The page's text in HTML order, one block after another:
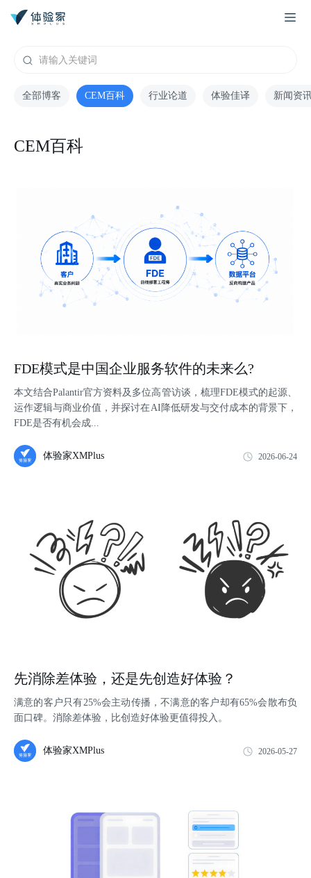
全部博客 CEM百科 行业论道 体验佳译 新闻资
CEM百科
FDE模式是中国企业服务软件的未来么?
本文结合Palantir官方资料及多位高管访谈，梳理FDE模式的起源、
运作逻辑与商业价值，并探讨在AI降低研发与交付成本的背景下，
FDE是否有机会成...
体验家XMPlus 2026-06-24
先消除差体验，还是先创造好体验？
满意的客户只有25%会主动传播，不满意的客户却有65%会散布负
面口碑。消除差体验，比创造好体验更值得投入。
体验家XMPlus 2026-05-27